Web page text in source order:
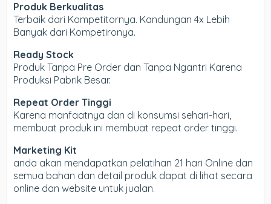
Produk Berkualitas
Terbaik dari Kompetitornya. Kandungan 4x Lebih
Banyak dari Kompetironya.
Ready Stock
Produk Tanpa Pre Order dan Tanpa Ngantri Karena
Produksi Pabrik Besar.
Repeat Order Tinggi
Karena manfaatnya dan di konsumsi sehari-hari,
membuat produk ini membuat repeat order tinggi.
Marketing Kit
anda akan mendapatkan pelatihan 21 hari Online dan
semua bahan dan detail produk dapat di lihat secara
online dan website untuk jualan.